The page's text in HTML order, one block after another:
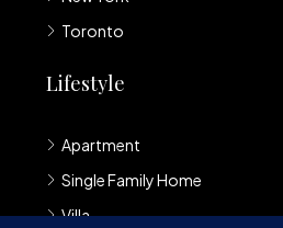
Toronto
Lifestyle
Apartment
Single Family Home
Villa